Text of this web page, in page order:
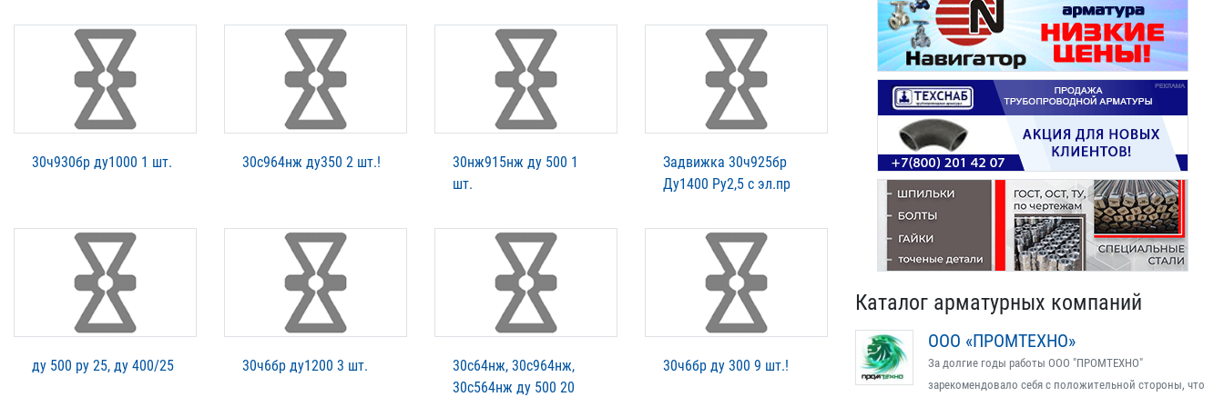
30ч930бр ду1000 1 шт. 30с964нж ду350 2 шт.!
30нж915нж ду 500 1
шт.
Задвижка 30ч925бр
Ду1400 Ру2,5 с эл.пр
ду 500 ру 25, ду 400/25 30ч6бр ду1200 3 шт.
30с64нж, 30с964нж,
30с564нж ду 500 20
30ч6бр ду 300 9 шт.!
Каталог арматурных компаний
ООО «ПРОМТЕХНО»
За долгие годы работы ООО "ПРОМТЕХНО"
зарекомендовало себя с положительной стороны, что